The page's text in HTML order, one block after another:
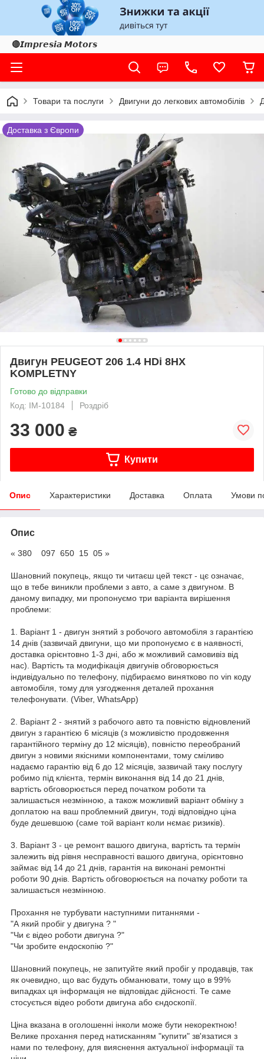
🔴𝙄𝙢𝙥𝙧𝙚𝙨𝙞𝙖 𝙈𝙤𝙩𝙤𝙧𝙨
Товари та послуги Двигуни до легкових автомобілів
Доставка з Європи
Двигун PEUGEOT 206 1.4 HDi 8HX
KOMPLETNY
Готово до відправки
Код: IM-10184
Роздріб
33 000 ₴
Купити
Опис Характеристики Доставка Оплата Умови
Опис
« 380 097 650 15 05 »
Шановний покупець, якщо ти читаєш цей текст - цє означає,
що в тебе виникли проблеми з авто, а саме з двигуном. В
даному випадку, ми пропонуємо три варіанта вирішення
проблеми:
1. Варіант 1 - двигун знятий з робочого автомобіля з гарантією
14 днів (зазвичай двигуни, що ми пропонуємо є в наявності,
доставка орієнтовно 1-3 дні, або ж можливий самовивіз від
нас). Вартість та модифікація двигунів обговорюється
індивідуально по телефону, підбираємо винятково по vin коду
автомобіля, тому для узгодження деталей прохання
телефонувати. (Viber, WhatsApp)
2. Варіант 2 - знятий з рабочого авто та повністю відновлений
двигун з гарантією 6 місяців (з можливістю продовження
гарантійного терміну до 12 місяців), повністю переобраний
двигун з новими якісними компонентами, тому сміливо
надаємо гарантію від 6 до 12 місяців, зазвичай таку послугу
робимо під клієнта, термін виконання від 14 до 21 днів,
вартість обговорюється перед початком роботи та
залишається незмінною, а також можливий варіант обміну з
доплатою на ваш проблемний двигун, тоді відповідно ціна
буде дешевшою (саме той варіант коли нємає ризиків).
3. Варіант 3 - це ремонт вашого двигуна, вартість та термін
залежить від рівня несправності вашого двигуна, орієнтовно
займає від 14 до 21 днів, гарантія на виконані ремонтні
роботи 90 днів. Вартість обговорюється на початку роботи та
залишається незмінною.
Прохання не турбувати наступними питаннями -
"А який пробіг у двигуна ? "
"Чи є відео роботи двигуна ?"
"Чи зробите ендоскопію ?"
Шановний покупець, не запитуйте який пробіг у продавців, так
як очевидно, що вас будуть обманювати, тому що в 99%
випадках ця інформація не відповідає дійсності. Те саме
стосується відео роботи двигуна або єндоскопії.
Ціна вказана в оголошенні інколи може бути некоректною!
Велике прохання перед натисканням "купити" зв'язатися з
нами по телефону, для вияснення актуальної інформації та